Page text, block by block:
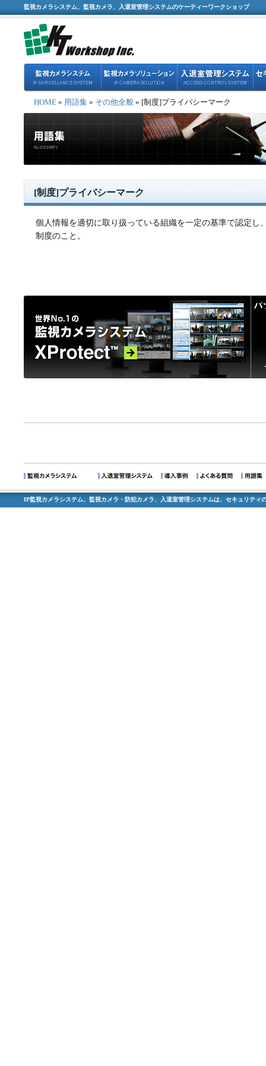
監視カメラシステム、監視カメラ、入退室管理システムのケーティーワークショップ
HOME » 用語集 » その他全般 » [制度]プライバシーマーク
[制度]プライバシーマーク
個人情報を適切に取り扱っている組織を一定の基準で認定し
制度のこと。
IP監視カメラシステム、監視カメラ・防犯カメラ、入退室管理システムは、セキュリティ